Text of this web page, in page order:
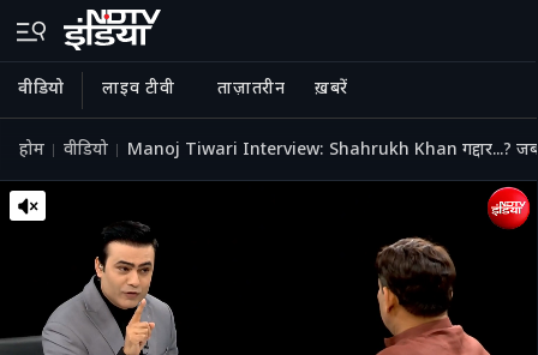
वीडियो लाइव टीवी ताज़ातरीन ख़बरें
होम वीडियो Manoj Tiwari Interview: Shahrukh Khan गद्दार...?